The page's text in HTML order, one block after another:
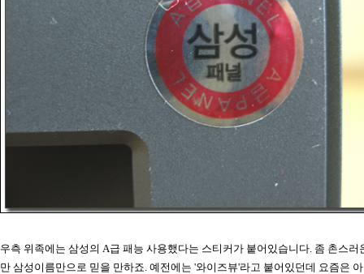
우측 위족에는 삼성의 A급 패능 사용했다는 스티커가 붙어있습니다. 좀 촌스러
만 삼성이름만으로 믿을 만하죠. 예전에는 '와이즈뷰'라고 붙어있던데 요즘은